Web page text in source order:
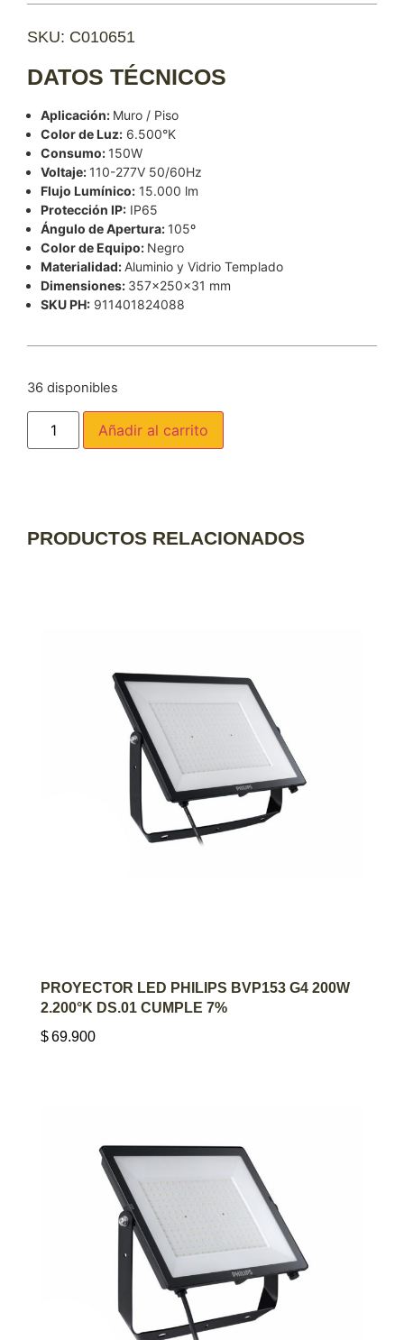
SKU: C010651
DATOS TÉCNICOS
Aplicación: Muro / Piso
Color de Luz: 6.500°K
Consumo: 150W
Voltaje: 110-277V 50/60Hz
Flujo Lumínico: 15.000 lm
Protección IP: IP65
Ángulo de Apertura: 105º
Color de Equipo: Negro
Materialidad: Aluminio y Vidrio Templado
Dimensiones: 357x250x31 mm
SKU PH: 911401824088
36 disponibles
Añadir al carrito
PRODUCTOS RELACIONADOS
AGREGAR AL CARRITO
PROYECTOR LED PHILIPS BVP153 G4 200W
2.200°K DS.01 CUMPLE 7%
$69.900